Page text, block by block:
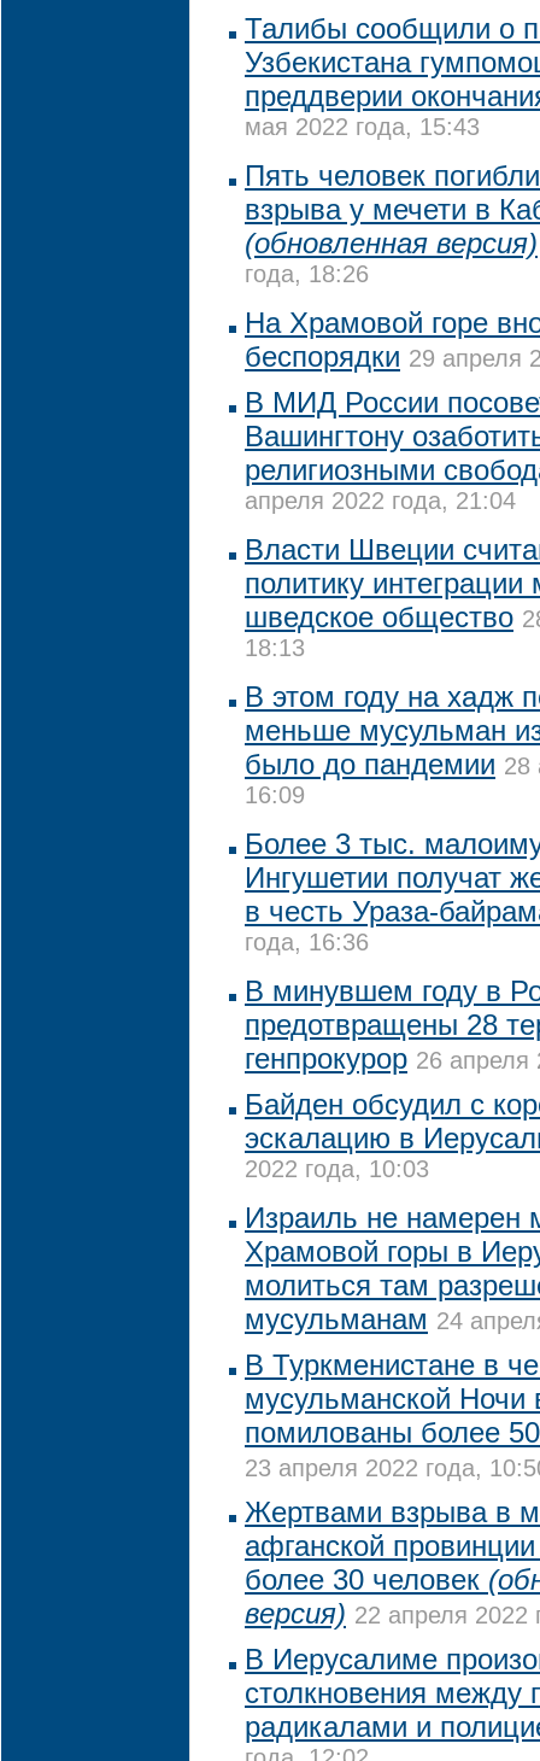
Талибы сообщили о
Узбекистана
преддверии
мая 2022 года, 15:43
Пять человек
взрыва у мечети в
(обновленная версия)
года, 18:26
На Храмовой горе
беспорядки 29 апреля
В МИД России
Вашингтону
религиозными
апреля 2022 года, 21:04
Власти Швеции
политику интеграции
шведское общество
18:13
В этом году на хадж
меньше мусульман
было до пандемии 28
16:09
Более 3 тыс.
Ингушетии получат
в честь Ураза-
года, 16:36
В минувшем году в
предотвращены 28
генпрокурор 26 апреля
Байден обсудил с
эскалацию в
2022 года, 10:03
Израиль не намерен
Храмовой горы в
молиться там
мусульманам 24
В Туркменистане в
мусульманской Ночи
помилованы более
23 апреля 2022 года,
Жертвами взрыва в
афганской
более 30 человек
версия) 22 апреля 2022
В Иерусалиме
столкновения между
радикалами и